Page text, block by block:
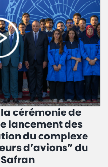
la cérémonie de
lancement des
du complexe
d’avions” du